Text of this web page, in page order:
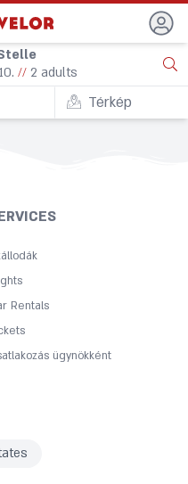
//2 adults
Térkép
Rentals
ügynökként